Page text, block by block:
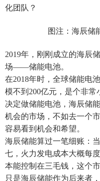
化团队？
图注：海辰储
2019年，刚刚成立的海辰
场——储能电池。
在2018年时，全球储能电
模不到200亿元，是个非常
决定做储能电池，海辰储
机会的市场，不如去一个
容易看到机会和希望。
海辰储能算过一笔细账：
七，火力发电成本大概每
本能控制在三毛钱，这个
只是海辰储能作为后来者